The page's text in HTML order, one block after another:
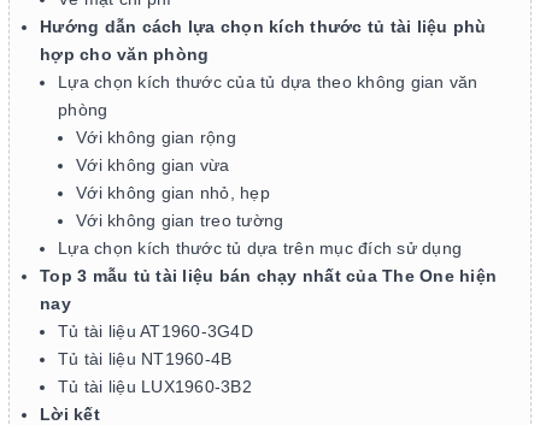
Hướng dẫn cách lựa chọn kích thước tủ tài liệu phù
hợp cho văn phòng
Lựa chọn kích thước của tủ dựa theo không gian văn
phòng
Với không gian rộng
Với không gian vừa
Với không gian nhỏ, hẹp
Với không gian treo tường
Lựa chọn kích thước tủ dựa trên mục đích sử dụng
Top 3 mẫu tủ tài liệu bán chạy nhất của The One hiện
nay
Tủ tài liệu AT1960-3G4D
Tủ tài liệu NT1960-4B
Tủ tài liệu LUX1960-3B2
Lời kết